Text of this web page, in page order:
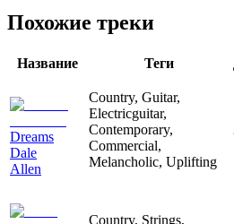
Похожие треки
Название Теги
Dreams
Dale
Allen
Country, Guitar,
Electricguitar,
Contemporary,
Commercial,
Melancholic, Uplifting
Country, Strings,